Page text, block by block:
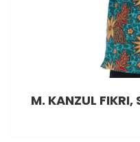
M. KANZUL FIKRI,